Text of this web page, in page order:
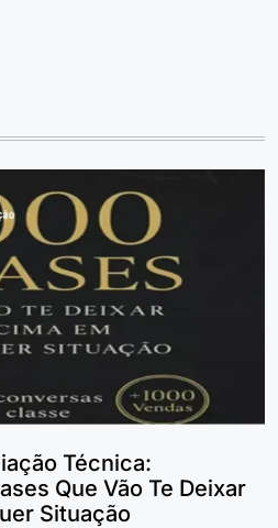
Técnica:
Que Vão Te Deixar
Situação